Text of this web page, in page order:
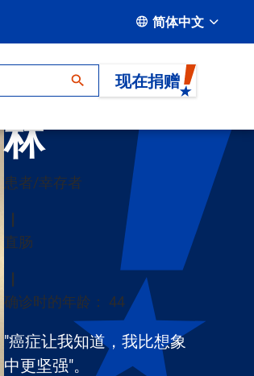
简体中文
现在捐赠
珍妮弗-鲍
林
患者/幸存者
直肠
确诊时的年龄： 44
"癌症让我知道，我比想象
中更坚强"。